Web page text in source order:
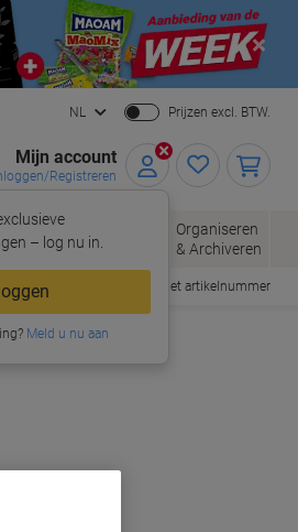
Close
NL Prijzen excl. BTW.
Mijn account
Registreren
– log nu in.
Meld u nu aan
Kantoorartikelen
Organiseren
& Archiveren
Snel bestellen met artikelnummer